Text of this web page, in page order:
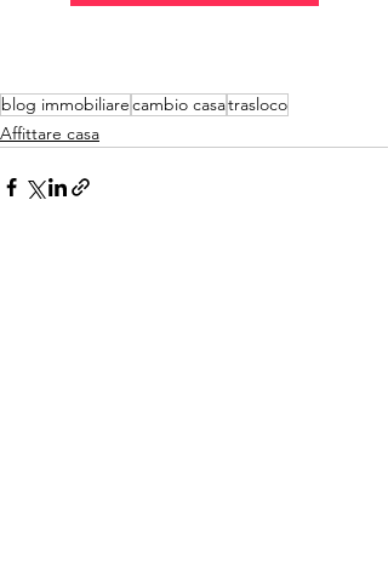
blog immobiliarecambio casatrasloco
Affittare casa